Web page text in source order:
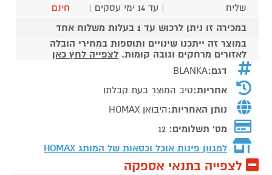
שליח
| עד 14 ימי עסקים |
חינם
במכירה זו ניתן לרכוש עד 1 בעלות משלוח אחד
במוצר זה ייתכנו שינויים ותוספות במחירי הובלה
לאזורים מרחקים וגובה קומות. לצפייה לחץ כאן
דגם:BLANKA
אחריות:טיב המוצר בעת קבלתו
נותן האחריות:היבואן HOMAX
מס' תשלומים: 12
למגוון פינות אוכל וכסאות של המותג HOMAX
לצפייה בתנאי אספקה